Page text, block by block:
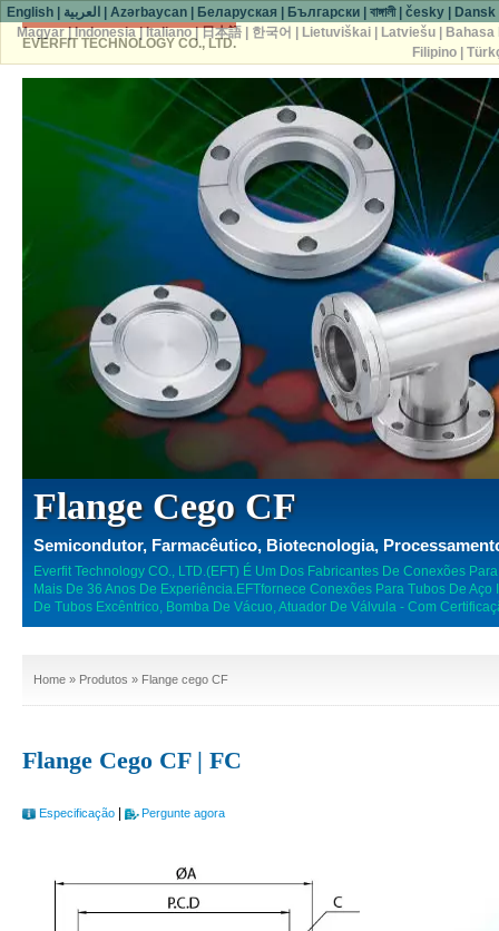
EVERFIT TECHNOLOGY CO., LTD.
Flange Cego CF
Semicondutor, Farmacêutico, Biotecnologia,
Everfit Technology CO., LTD.(EFT) É Um Dos Fabricantes De Conexões
Mais De 36 Anos De Experiência.EFTfornece Conexões Para Tubos De
De Tubos Excêntrico, Bomba De Vácuo, Atuador De Válvula - Com
Home » Produtos » Flange cego CF
Flange Cego CF | FC
Especificação Pergunte agora
English العربية |Azərbaycan Беларуская Български |বাঙ্গালী|česky Dansk
Magyar|Indonesia|Italiano|日本語| 한국어 Lietuviškai| Latviešu|
Bahasa
Filipino|